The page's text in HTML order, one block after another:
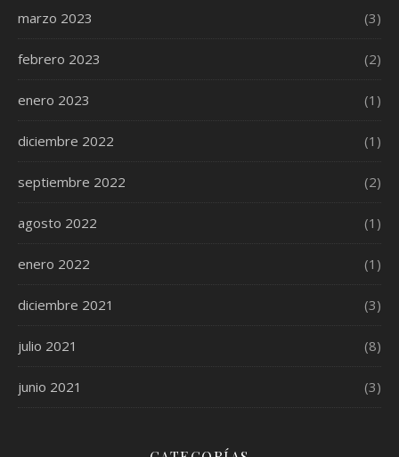
marzo 2023 (3)
febrero 2023 (2)
enero 2023 (1)
diciembre 2022 (1)
septiembre 2022 (2)
agosto 2022 (1)
enero 2022 (1)
diciembre 2021 (3)
julio 2021 (8)
junio 2021 (3)